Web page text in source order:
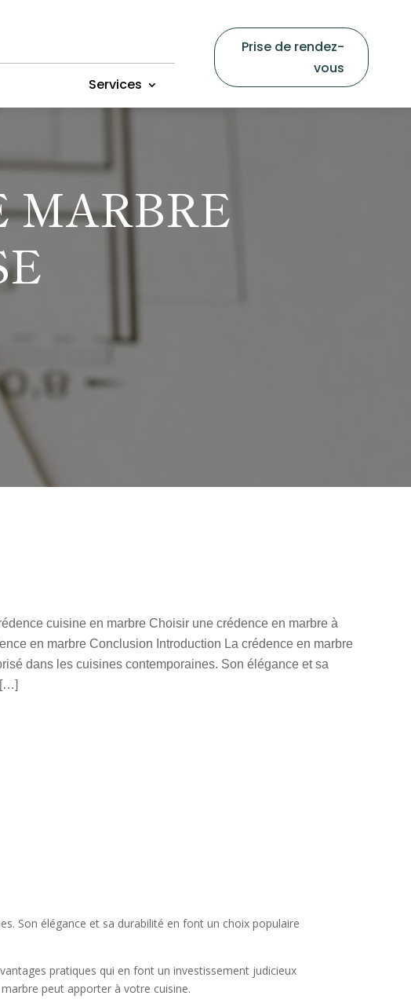
Services
Prise de rendez-
vous
MARBRE
cuisine en marbre Choisir une crédence en marbre à
en marbre Conclusion Introduction La crédence en marbre
dans les cuisines contemporaines. Son élégance et sa
[…]
Son élégance et sa durabilité en font un choix populaire
pratiques qui en font un investissement judicieux
peut apporter à votre cuisine.